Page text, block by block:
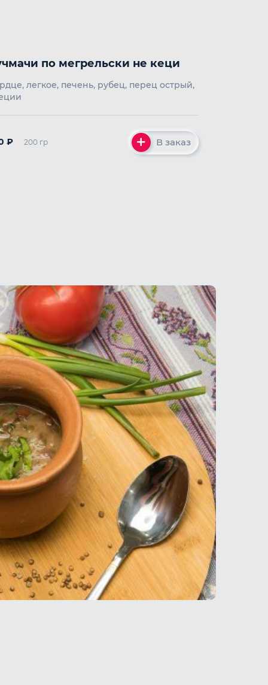
по мегрельски не кеци
легкое, печень, рубец, перец острый,
₽ 200 гр В заказ